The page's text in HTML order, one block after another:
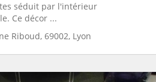
séduit par l'intérieur
Ce décor ...
Riboud, 69002, Lyon